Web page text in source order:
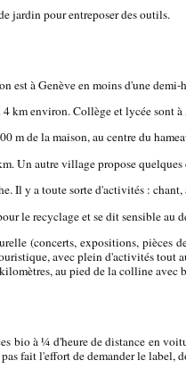
jardin pour entreposer des outils.
est à Genève en moins d'une
4 km environ. Collège et lycée sont
m de la maison, au centre du
Un autre village propose
Il y a toute sorte d'activités :
le recyclage et se dit sensible au
(concerts, expositions, pièces
avec plein d'activités tout
au pied de la colline avec
bio à ¼ d'heure de distance en
fait l'effort de demander le label,